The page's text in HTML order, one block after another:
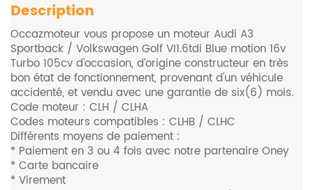
Description
Occazmoteur vous propose un moteur Audi A3
Sportback / Volkswagen Golf VI1.6tdi Blue motion 16v
Turbo 105cv d'occasion, d’origine constructeur en très
bon état de fonctionnement, provenant d'un véhicule
accidenté, et vendu avec une garantie de six(6) mois.
Code moteur : CLH / CLHA
Codes moteurs compatibles : CLHB / CLHC
Différents moyens de paiement :
* Paiement en 3 ou 4 fois avec notre partenaire Oney
* Carte bancaire
* Virement